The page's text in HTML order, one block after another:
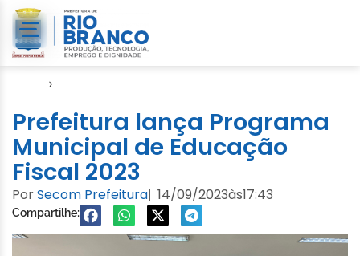
›
Prefeitura lança Programa
Municipal de Educação
Fiscal 2023
PorSecom Prefeitura| 14/09/2023às17:43
Compartilhe: